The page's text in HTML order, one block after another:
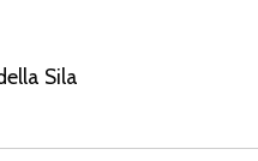
Sila